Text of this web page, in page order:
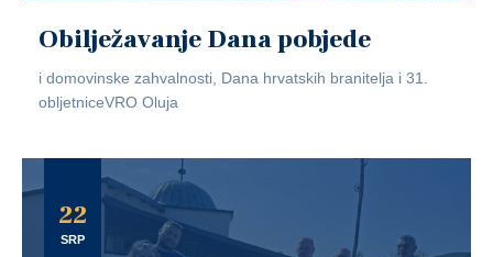
Obilježavanje Dana pobjede
i domovinske zahvalnosti, Dana hrvatskih branitelja i 31.
obljetniceVRO Oluja
22
SRP